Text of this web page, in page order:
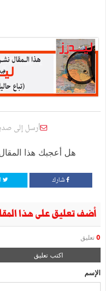
أرسل إلى
هل أعجبك هذا
شارك
أضف تعليق على هذا
0 تعليق
اكتب تعليق
الإسم